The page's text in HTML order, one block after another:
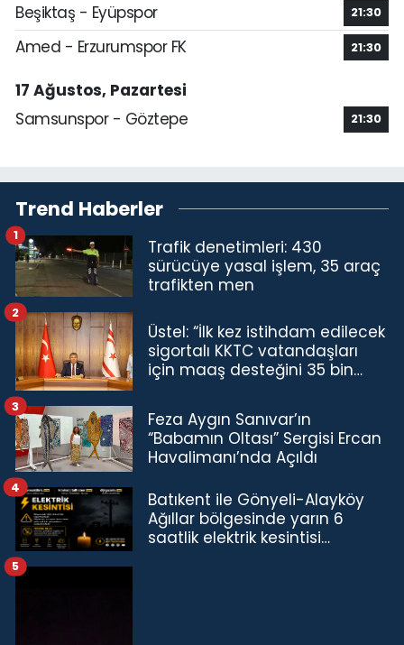
Beşiktaş - Eyüpspor 21:30
Amed - Erzurumspor FK 21:30
17 Ağustos, Pazartesi
Samsunspor - Göztepe
21:30
Trend Haberler
Trafik denetimleri: 430
sürücüye yasal işlem, 35 araç
trafikten men
1
Üstel: “İlk kez istihdam edilecek
sigortalı KKTC vatandaşları
için maaş desteğini 35 bin
2
Feza Aygın Sanıvar’ın
“Babamın Oltası” Sergisi Ercan
Havalimanı’nda Açıldı
3
Batıkent ile Gönyeli-Alayköy
Ağıllar bölgesinde yarın 6
saatlik elektrik kesintisi…
4
5